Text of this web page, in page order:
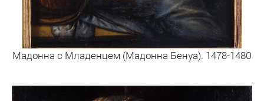
Мадонна с Младенцем (Мадонна Бенуа). 1478-1480